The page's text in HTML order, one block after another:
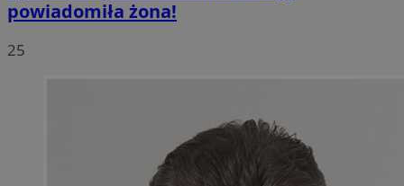
powiadomiła żona!
25